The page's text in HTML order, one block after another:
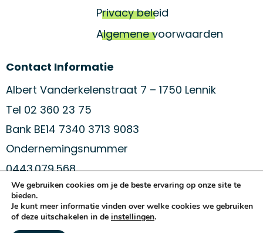
Privacy beleid
Algemene voorwaarden
Contact Informatie
Albert Vanderkelenstraat 7 – 1750 Lennik
Tel 02 360 23 75
Bank BE14 7340 3713 9083
Ondernemingsnummer
0443.079.568
blijf op de hoogte van ons aanbod
We gebruiken cookies om je de beste ervaring op onze site te
bieden.
Je kunt meer informatie vinden over welke cookies we gebruiken
of deze uitschakelen in de instellingen.